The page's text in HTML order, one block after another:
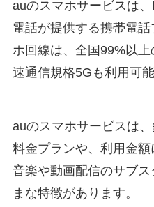
auのスマホサービスは
電話が提供する携帯電
ホ回線は、全国99%以
速通信規格5Gも利用可能
auのスマホサービスは
料金プランや、利用金額
音楽や動画配信のサブ
まな特徴があります。